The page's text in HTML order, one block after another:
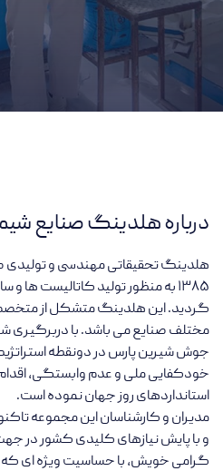
درباره هلدینگ صنایع
هلدینگ تحقیقاتی مهندسی و تولیدی
۱۳۸۵ به منظور تولید کاتالیست
گردید. این هلدینگ متشکل از
مختلف صنایع می باشد. با
جوش شیرین پارس در دونقطه
خودکفایی ملی و عدم وابستگی،
استانداردهای روز جهان نموده است.
مدیران و کارشناسان این مجموعه
و با پایش نیازهای کلیدی کشور در
گرامی خویش، با حساسیت ویژه ای